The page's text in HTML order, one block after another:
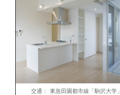
交通：
東急田園都市線「駒沢大学」